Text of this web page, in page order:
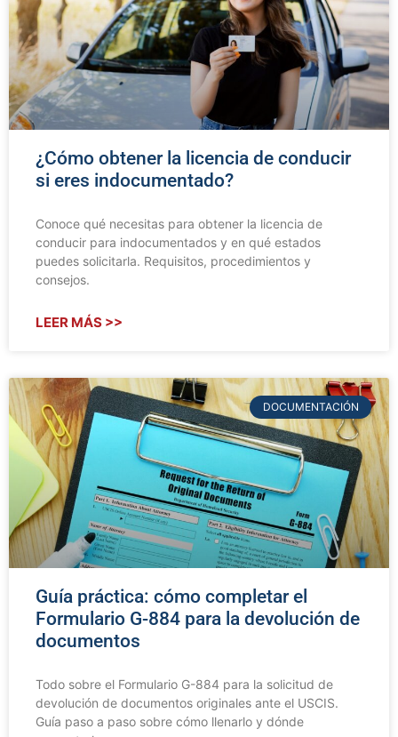
¿Cómo obtener la licencia de conducir
si eres indocumentado?
Conoce qué necesitas para obtener la licencia de
conducir para indocumentados y en qué estados
puedes solicitarla. Requisitos, procedimientos y
consejos.
LEER MÁS >>
DOCUMENTACIÓN
Guía práctica: cómo completar el
Formulario G-884 para la devolución de
documentos
Todo sobre el Formulario G-884 para la solicitud de
devolución de documentos originales ante el USCIS.
Guía paso a paso sobre cómo llenarlo y dónde